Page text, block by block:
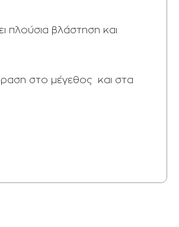
πλούσια βλάστηση και
στο μέγεθος και στα